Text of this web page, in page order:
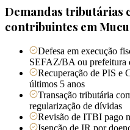
Demandas tributárias
contribuintes em
Defesa em execução
SEFAZ/BA ou prefeitura
Recuperação de PIS e
últimos 5 anos
Transação tributária
regularização de dívidas
Revisão de ITBI pago
Isenção de IR por